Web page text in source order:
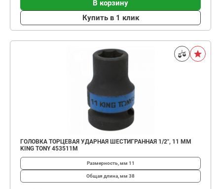
В корзину
Купить в 1 клик
ГОЛОВКА ТОРЦЕВАЯ УДАРНАЯ ШЕСТИГРАННАЯ 1/2", 11 ММ
KING TONY 453511M
Размерность, мм 11
Общая длина, мм 38